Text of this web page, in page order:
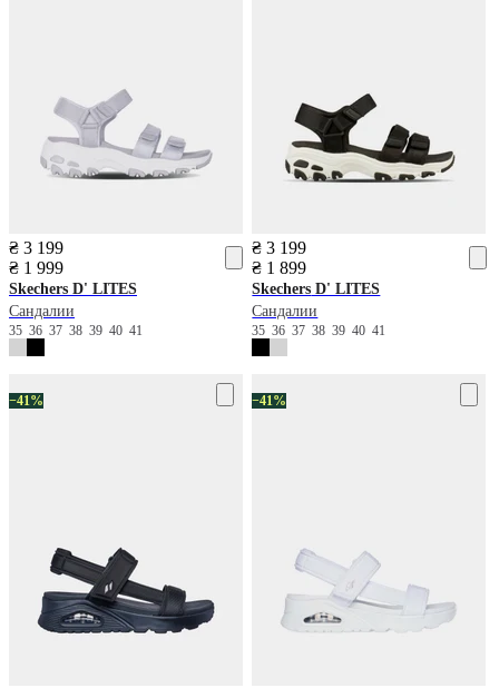
₴ 3 199
₴ 1 999
Skechers D' LITES
Сандалии
35 36 37 38 39 40 41
₴ 3 199
₴ 1 899
Skechers D' LITES
Сандалии
35363738394041
−41% −41%